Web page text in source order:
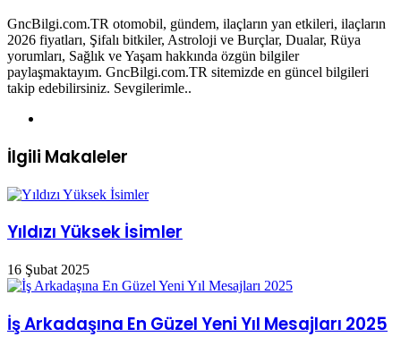
GncBilgi.com.TR otomobil, gündem, ilaçların yan etkileri, ilaçların
2026 fiyatları, Şifalı bitkiler, Astroloji ve Burçlar, Dualar, Rüya
yorumları, Sağlık ve Yaşam hakkında özgün bilgiler
paylaşmaktayım. GncBilgi.com.TR sitemizde en güncel bilgileri
takip edebilirsiniz. Sevgilerimle..
İlgili Makaleler
Yıldızı Yüksek İsimler
16 Şubat 2025
İş Arkadaşına En Güzel Yeni Yıl Mesajları 2025